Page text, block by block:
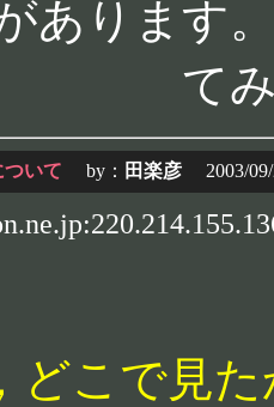
あります
て
ついて by： 田楽彦 2003/09/
どこで見